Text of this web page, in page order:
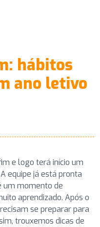
hábitos
ano letivo
e logo terá início um
equipe já está pronta
um momento de
aprendizado. Após o
se preparar para
trouxemos dicas de